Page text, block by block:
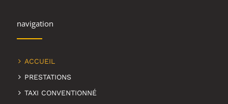
navigation
ACCUEIL
PRESTATIONS
TAXI CONVENTIONNÉ